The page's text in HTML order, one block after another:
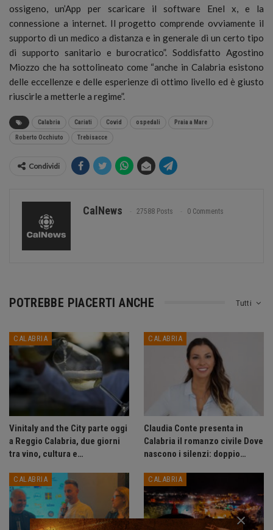
ossigeno, un’App per scaricare il software Enel x, e la
connessione a internet. Il progetto comprende ovviamente il
supporto di un medico a distanza e in generale di un certo tipo
di supporto sanitario e burocratico”. Soddisfatto Agostino
Miozzo che ha sottolineato come “anche in Calabria esistono
delle eccellenze e delle esperienze di ottimo livello ed è giusto
riuscirle a metterle a regime”.
Calabria Cariati Covid ospedali Praia a Mare
Roberto Occhiuto Trebisacce
Condividi
CalNews 27588 Posts 0 Comments
Tutti
POTREBBE PIACERTI ANCHE
CALABRIA
Vinitaly and the City parte oggi
a Reggio Calabria, due giorni
tra vino, cultura e…
CALABRIA
Claudia Conte presenta in
Calabria il romanzo civile Dove
nascono i silenzi: doppio…
CALABRIA CALABRIA
×